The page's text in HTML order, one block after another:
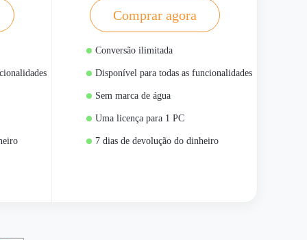
Comprar agora
Conversão ilimitada
Disponível para todas as funcionalidades
Sem marca de água
Uma licença para 1 PC
7 dias de devolução do dinheiro